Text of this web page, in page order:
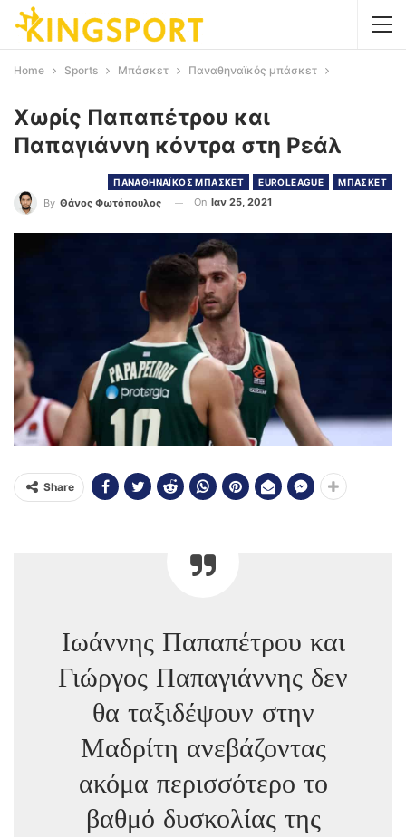
Home Sports Μπάσκετ Παναθηναϊκός μπάσκετ
Χωρίς Παπαπέτρου και
Παπαγιάννη κόντρα στη Ρεάλ
ΠΑΝΑΘΗΝΑΪΚΟΣ ΜΠΑΣΚΕΤ EUROLEAGUE ΜΠΑΣΚΕΤ
By Θάνος Φωτόπουλος On Ιαν 25, 2021
Share
Ιωάννης Παπαπέτρου και
Γιώργος Παπαγιάννης δεν
θα ταξιδέψουν στην
Μαδρίτη ανεβάζοντας
ακόμα περισσότερο το
βαθμό δυσκολίας της